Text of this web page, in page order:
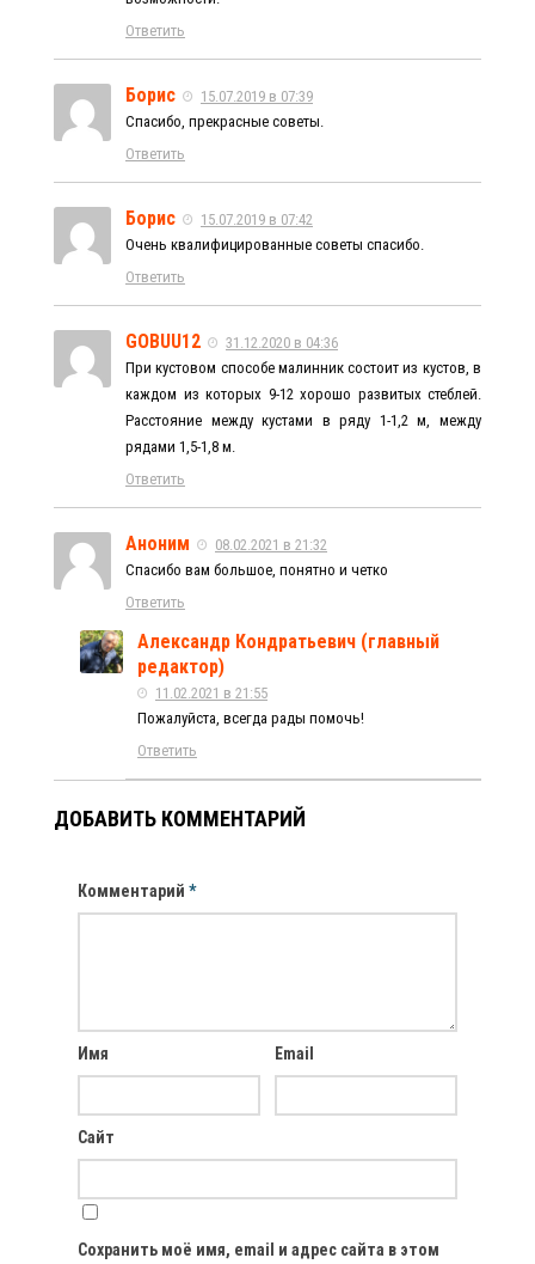
Ответить
Борис
15.07.2019 в 07:39
Спасибо, прекрасные советы.
Ответить
Борис
15.07.2019 в 07:42
Очень квалифицированные советы спасибо.
Ответить
GOBUU12
31.12.2020 в 04:36
При кустовом способе малинник состоит из кустов, в
каждом из которых 9-12 хорошо развитых стеблей.
Расстояние между кустами в ряду 1-1,2 м, между
рядами 1,5-1,8 м.
Ответить
Аноним
08.02.2021 в 21:32
Спасибо вам большое, понятно и четко
Ответить
Александр Кондратьевич (главный
редактор)
11.02.2021 в 21:55
Пожалуйста, всегда рады помочь!
Ответить
ДОБАВИТЬ КОММЕНТАРИЙ
Комментарий *
Имя Email
Сайт
Сохранить моё имя, email и адрес сайта в этом